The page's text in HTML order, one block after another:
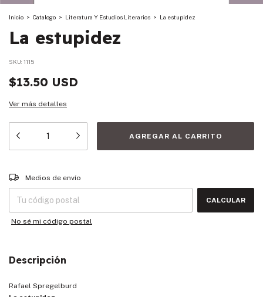
Inicio > Catalogo > Literatura Y Estudios Literarios > La estupidez
La estupidez
SKU: 1115
$13.50 USD
Ver más detalles
Entregas para el CP:
Medios de envío
CALCULAR
No sé mi código postal
Descripción
Rafael Spregelburd